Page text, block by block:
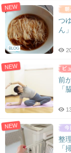
NEW
BLOG
つ
ん
NEW
前
「
NEW
整
「